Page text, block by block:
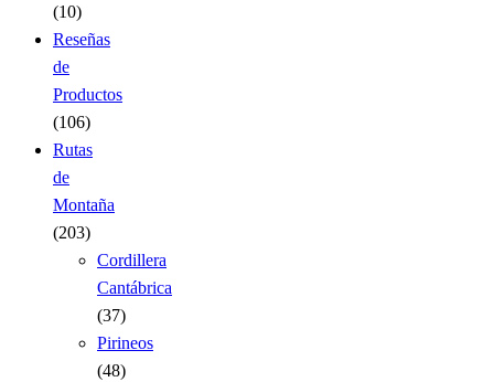
(10)
Reseñas
de
Productos
(106)
Rutas
de
Montaña
(203)
Cordillera
Cantábrica
(37)
Pirineos
(48)